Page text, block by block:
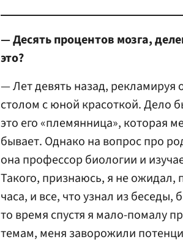
— Десять процентов мозга,
это?
— Лет девять назад,
столом с юной красоткой. Дело
это его «племянница», которая
бывает. Однако на вопрос про
она профессор биологии и
Такого, признаюсь, я не
часа, и все, что узнал из
то время спустя я мало-помалу
темам, меня заворожили